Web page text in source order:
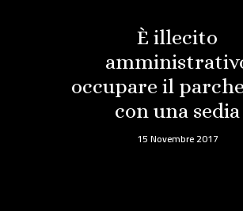
È illecito
occupare il
con una sedia
15 Novembre 2017